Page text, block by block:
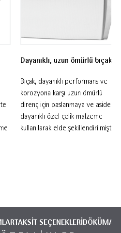
Kesme, doğrama ve daha
kanıtlayan bu seri,
için klasik perçinli
Dayanıklı, uzun ömürlü bıçak
Bıçak, dayanıklı performans ve
korozyona karşı uzun ömürlü
direnç için paslanmaya ve aside
dayanıklı özel çelik malzeme
kullanılarak elde şekillendirilmiştir.
TAKSİT SEÇENEKLERİ